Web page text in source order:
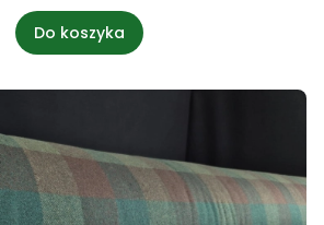
Do koszyka